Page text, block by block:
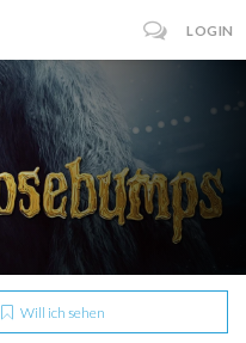
LOGIN
Will ich sehen